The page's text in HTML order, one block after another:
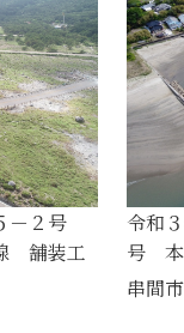
－２号
舗装工
令和
号 本
串間